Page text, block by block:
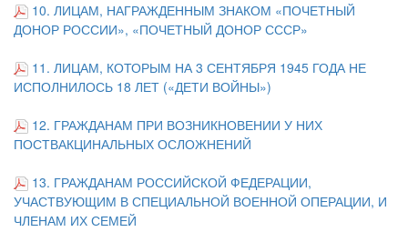
10. ЛИЦАМ, НАГРАЖДЕННЫМ ЗНАКОМ «ПОЧЕТНЫЙ
ДОНОР РОССИИ», «ПОЧЕТНЫЙ ДОНОР СССР»
11. ЛИЦАМ, КОТОРЫМ НА 3 СЕНТЯБРЯ 1945 ГОДА НЕ
ИСПОЛНИЛОСЬ 18 ЛЕТ («ДЕТИ ВОЙНЫ»)
12. ГРАЖДАНАМ ПРИ ВОЗНИКНОВЕНИИ У НИХ
ПОСТВАКЦИНАЛЬНЫХ ОСЛОЖНЕНИЙ
13. ГРАЖДАНАМ РОССИЙСКОЙ ФЕДЕРАЦИИ,
УЧАСТВУЮЩИМ В СПЕЦИАЛЬНОЙ ВОЕННОЙ ОПЕРАЦИИ, И
ЧЛЕНАМ ИХ СЕМЕЙ